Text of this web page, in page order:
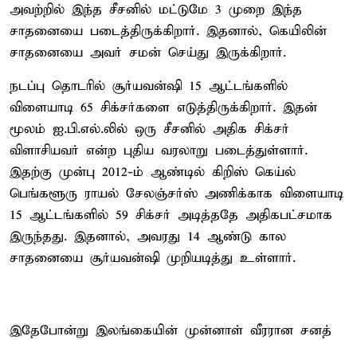
அவற்றில் இந்த சீசனில் மட்டுமே 3 முறை இந்த
சாதனையை படைத்திருக்கிறார். இதனால், கெயிலின்
சாதனையை அவர் சமன் செய்து இருக்கிறார்.
நடப்பு தொடரில் சூர்யவன்ஷி 15 ஆட்டங்களில்
விளையாடி 65 சிக்சர்களை எடுத்திருக்கிறார். இதன்
மூலம் ஐ.பி.எல்.லில் ஒரு சீசனில் அதிக சிக்சர்
விளாசியவர் என்ற புதிய வரலாறு படைத்துள்ளார்.
இதற்கு முன்பு 2012-ம் ஆண்டில் கிறிஸ் கெய்ல்
பெங்களூரு ராயல் சேலஞ்சர்ஸ் அணிக்காக விளையாடி
15 ஆட்டங்களில் 59 சிக்சர் அடித்ததே அதிகபட்சமாக
இருந்தது. இதனால், அவரது 14 ஆண்டு கால
சாதனையை சூர்யவன்ஷி முறியடித்து உள்ளார்.
இதேபோன்று இலங்கையின் முன்னாள் வீரரான சனத்